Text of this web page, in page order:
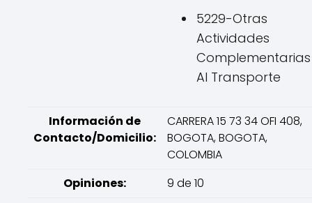
5229-Otras
Actividades
Complementarias
Al Transporte
Información de
Contacto/Domicilio:
CARRERA 15 73 34 OFI 408,
BOGOTA, BOGOTA,
COLOMBIA
Opiniones:
9 de 10